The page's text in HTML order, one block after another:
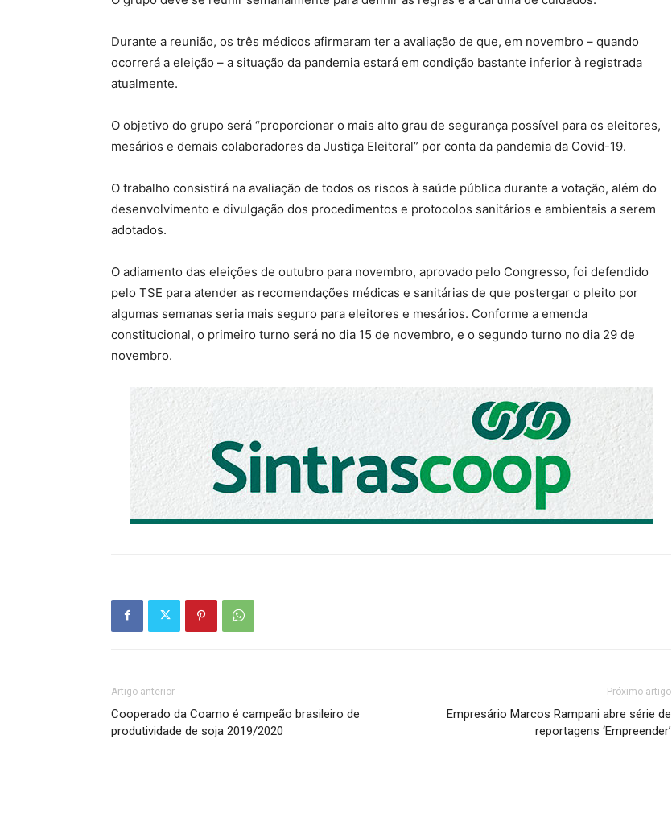
Durante a reunião, os três médicos afirmaram ter a avaliação de que, em novembro – quando
ocorrerá a eleição – a situação da pandemia estará em condição bastante inferior à registrada
atualmente.
O objetivo do grupo será “proporcionar o mais alto grau de segurança possível para os eleitores,
mesários e demais colaboradores da Justiça Eleitoral” por conta da pandemia da Covid-19.
O trabalho consistirá na avaliação de todos os riscos à saúde pública durante a votação, além do
desenvolvimento e divulgação dos procedimentos e protocolos sanitários e ambientais a serem
adotados.
O adiamento das eleições de outubro para novembro, aprovado pelo Congresso, foi defendido
pelo TSE para atender as recomendações médicas e sanitárias de que postergar o pleito por
algumas semanas seria mais seguro para eleitores e mesários. Conforme a emenda
constitucional, o primeiro turno será no dia 15 de novembro, e o segundo turno no dia 29 de
novembro.
Artigo anterior
Cooperado da Coamo é campeão brasileiro de
produtividade de soja 2019/2020
Próximo artigo
Empresário Marcos Rampani abre série de
reportagens ‘Empreender’